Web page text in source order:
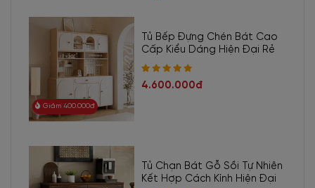
Giảm 400.000đ
Tủ Bếp Đựng Chén Bát Cao
Cấp Kiểu Dáng Hiện Đại Rẻ
4.600.000đ
Tủ Chạn Bát Gỗ Sồi Tự Nhiên
Kết Hợp Cách Kính Hiện Đại